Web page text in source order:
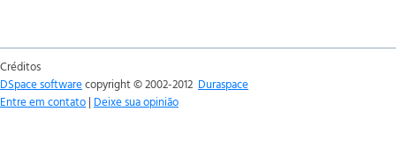
Créditos
DSpace softwarecopyright © 2002-2012 Duraspace
Entre em contato | Deixe sua opinião